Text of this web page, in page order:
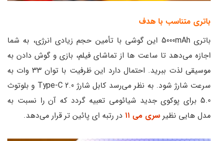
باتری متناسب با هدف
باتری 5000mAh این گوشی با تأمین حجم زیادی انرژی، به شما
اجازه می‌دهد تا ساعت ها از تماشای فیلم، بازی و گوش دادن به
موسیقی لذت ببرید. احتمال دارد این ظرفیت با توان 33 وات به
سرعت شارژ شود. به نظر می‌رسد کابل شارژ Type-C 2.0 و بلوتوث
5.0 برای پوکوی جدید شیائومی تعبیه گردد که آن را نسبت به
مدل هایی نظیر سری می ۱۱ در رتبه ای پائین تر قرار می‌دهد.